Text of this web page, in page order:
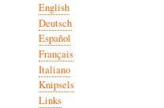
English
Deutsch
Español
Français
Italiano
Knipsels
Links